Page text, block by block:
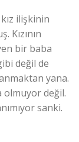
ilişkinin
Kızının
bir baba
değil de
yana.
olmuyor değil.
sanki.